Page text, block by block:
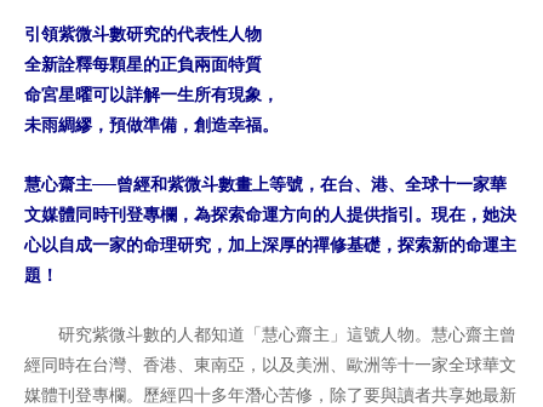
引領紫微斗數研究的代表性人物
全新詮釋每顆星的正負兩面特質
命宮星曜可以詳解一生所有現象，
未雨綢繆，預做準備，創造幸福。
慧心齋主──曾經和紫微斗數畫上等號，在台、港、全球十一家華
文媒體同時刊登專欄，為探索命運方向的人提供指引。現在，她決
心以自成一家的命理研究，加上深厚的禪修基礎，探索新的命運主
題！
研究紫微斗數的人都知道「慧心齋主」這號人物。慧心齋主曾
經同時在台灣、香港、東南亞，以及美洲、歐洲等十一家全球華文
媒體刊登專欄。歷經四十多年潛心苦修，除了要與讀者共享她最新